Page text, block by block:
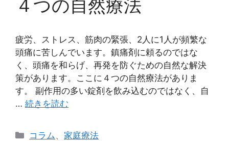
４つの自然療法
疲労、ストレス、筋肉の緊張、2人に1人が頻繁な
頭痛に苦しんでいます。鎮痛剤に頼るのではな
く、頭痛を和らげ、再発を防ぐための自然な解決
策があります。ここに４つの自然療法がありま
す。 副作用の多い錠剤を飲み込むのではなく、自
… 続きを読む
カ
コラム 、 家庭療法